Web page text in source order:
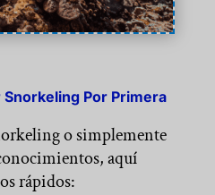
Por Primera
o simplemente
aquí
rápidos: